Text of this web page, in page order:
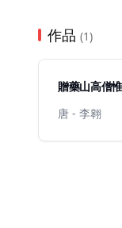
作品 (1)
贈藥山高僧
唐 - 李翱